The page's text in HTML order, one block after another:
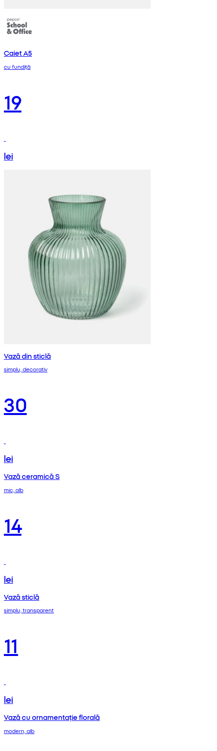
Caiet A5
cu fundiță
19
lei
Vază din sticlă
simplu, decorativ
30
lei
Vază ceramică S
mic, alb
14
lei
Vază sticlă
simplu, transparent
11
lei
Vază cu ornamentație florală
modern, alb